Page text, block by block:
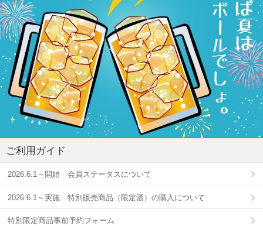
ご利用ガイド
2026.6.1～開始 会員ステータスについて
2026.6.1～実施 特別販売商品（限定酒）の購入について
特別限定商品事前予約フォーム